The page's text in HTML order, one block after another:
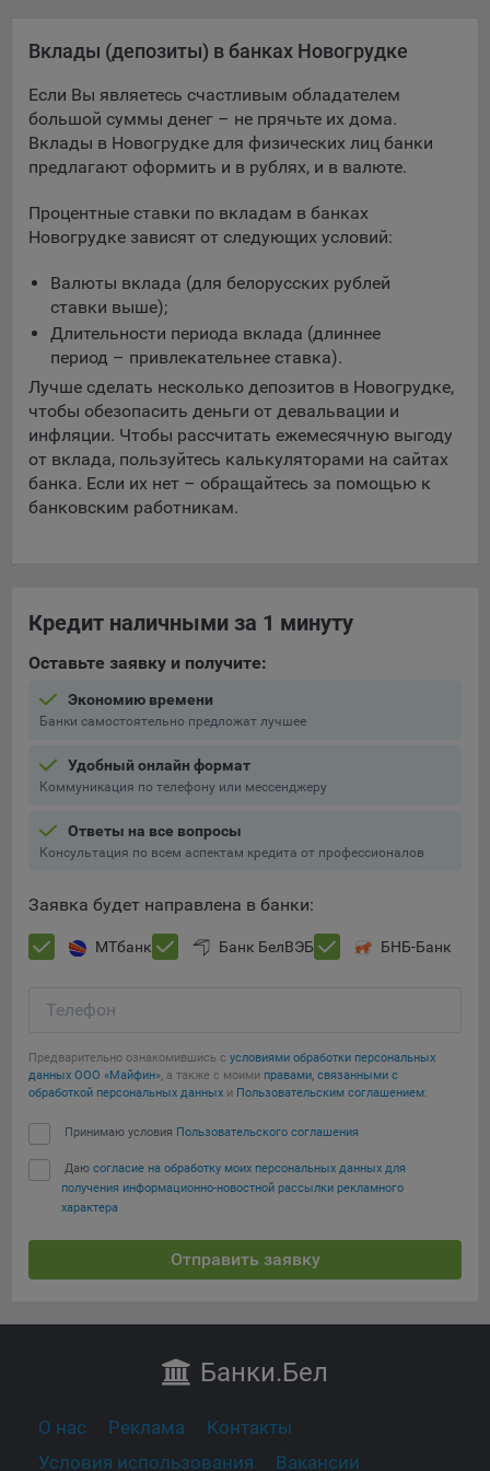
сервис показа контекстной рекламы. Адрес: Yandex
Europe AG, Werftestrasse 4, CH-6005 Luzern, Switzerland.
Google Ads - сервис показа контекстной рекламы,
предоставляемый компанией Google Ireland Ltd, Gordon
House Barrow Street Dublin 4, D04E5W5 Ireland.
Сохранить мои изменения
Вклады (депозиты) в банках Новогрудке
Если Вы являетесь счастливым обладателем
большой суммы денег – не прячьте их дома.
Вклады в Новогрудке для физических лиц банки
предлагают оформить и в рублях, и в валюте.
Процентные ставки по вкладам в банках
Новогрудке зависят от следующих условий:
Валюты вклада (для белорусских рублей
ставки выше);
Длительности периода вклада (длиннее
период – привлекательнее ставка).
Лучше сделать несколько депозитов в Новогрудке,
чтобы обезопасить деньги от девальвации и
инфляции. Чтобы рассчитать ежемесячную выгоду
от вклада, пользуйтесь калькуляторами на сайтах
банка. Если их нет – обращайтесь за помощью к
банковским работникам.
Кредит наличными за 1 минуту
Оставьте заявку и получите:
Экономию времени
Банки самостоятельно предложат лучшее
Удобный онлайн формат
Коммуникация по телефону или мессенджеру
Ответы на все вопросы
Консультация по всем аспектам кредита от профессионалов
Заявка будет направлена в банки:
МТбанк Банк БелВЭБ БНБ-Банк
Телефон
Предварительно ознакомившись с условиями обработки персональных
данных ООО «Майфин», а также с моими правами, связанными с
обработкой персональных данных и Пользовательским соглашением:
Принимаю условия Пользовательского соглашения
Даю согласие на обработку моих персональных данных для
получения информационно-новостной рассылки рекламного
характера
Отправить заявку
Банки.Бел
О нас Реклама
Контакты
Условия использования
Вакансии